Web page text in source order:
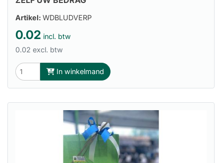
Artikel: WDBLUDVERP
0.02 incl. btw
0.02 excl. btw
In winkelmand